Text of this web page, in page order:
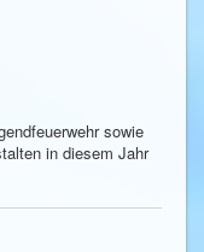
sowie
in diesem Jahr